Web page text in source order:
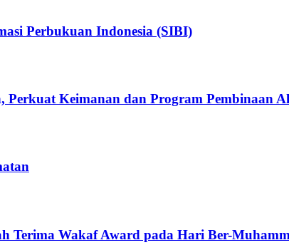
Perbukuan Indonesia (SIBI)
Keimanan dan Program Pembinaan
Wakaf Award pada Hari Ber-